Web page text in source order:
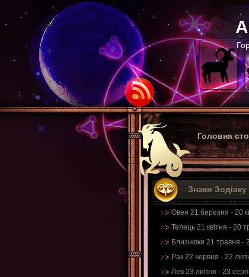
Головна
Знаки Зодіаку
Овен 21 березня - 20
Телець 21 квітня - 20
Близнюки 21 травня -
Рак 22 червня - 22
Лев 23 липня - 23